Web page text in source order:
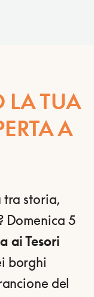
LA TUA
A
tra storia,
Domenica 5
ai Tesori
borghi
del